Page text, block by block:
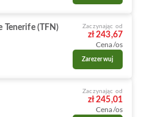
Tenerife (TFN) Zaczynając od
zł 243,67
Cena/os
Zarezerwuj
Zaczynając od
zł 245,01
Cena/os